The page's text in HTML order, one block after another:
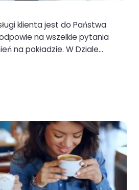
klienta jest do Państwa
na wszelkie pytania
na pokładzie. W Dziale
(w zależności od dostępności).